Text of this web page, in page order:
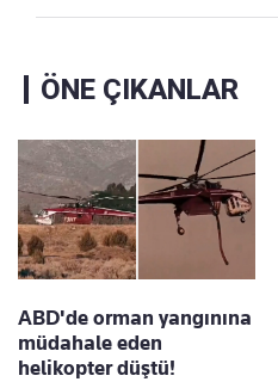
ÖNE ÇIKANLAR
ABD'de orman yangınına
müdahale eden
helikopter düştü!